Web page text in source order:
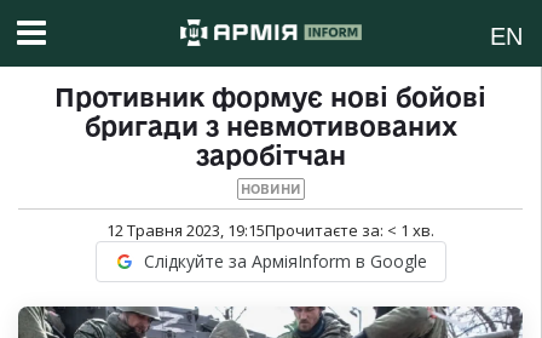
EN
Противник формує нові бойові
бригади з невмотивованих
заробітчан
НОВИНИ
12 Травня 2023, 19:15Прочитаєте за: < 1 хв.
Слідкуйте за АрміяInform в Google